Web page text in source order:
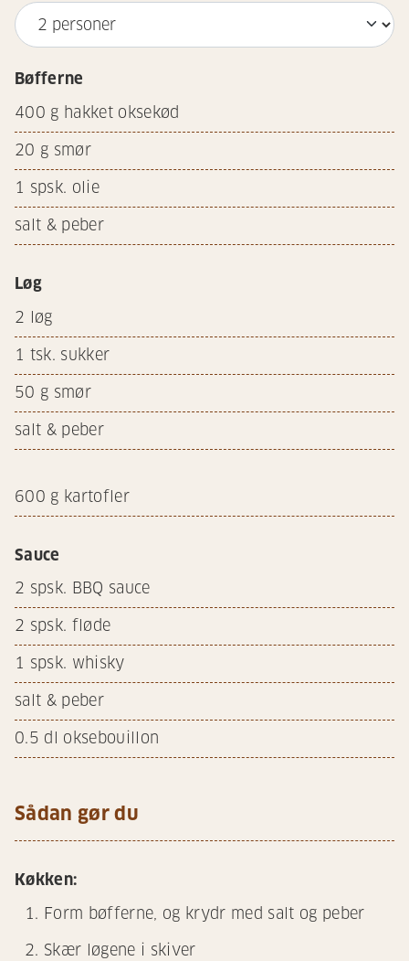
Bøfferne
400 g hakket oksekød
20 g smør
1 spsk. olie
salt & peber
Løg
2 løg
1 tsk. sukker
50 g smør
salt & peber
600 g kartofler
Sauce
2 spsk. BBQ sauce
2 spsk. fløde
1 spsk. whisky
salt & peber
0.5 dl oksebouillon
Sådan gør du
Køkken:
Form bøfferne, og krydr med salt og peber
Skær løgene i skiver